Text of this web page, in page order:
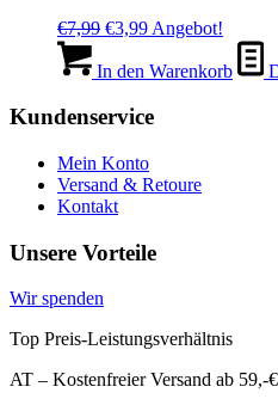
€7,99 Ursprünglicher
war:
€3,99Aktueller
ist:
Angebot!
In den Warenkorb
Kundenservice
Mein Konto
Versand & Retoure
Kontakt
Unsere Vorteile
Wir spenden
Top Preis-Leistungsverhältnis
AT – Kostenfreier Versand ab 59,-€